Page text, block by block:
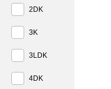
2DK
3K
3LDK
4DK